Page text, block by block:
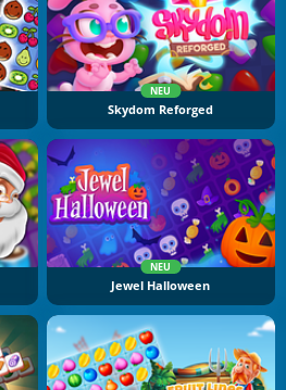
NEU
Skydom Reforged
NEU
Jewel Halloween